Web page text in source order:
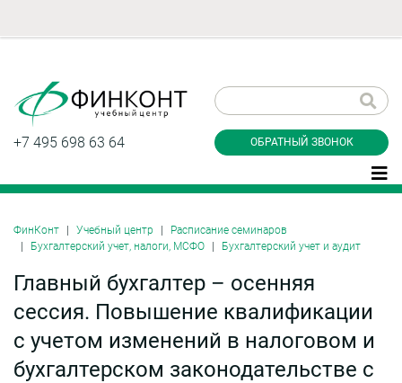
+7 495 698 63 64 ОБРАТНЫЙ ЗВОНОК
ФинКонт Учебный центр
Расписание семинаров
Бухгалтерский учет, налоги, МСФО
Бухгалтерский учет и аудит
Главный бухгалтер – осенняя
сессия. Повышение квалификации
с учетом изменений в налоговом и
бухгалтерском законодательстве с
звонок
Даю согласие на обработку персональных
конфиденциальности
Заказать